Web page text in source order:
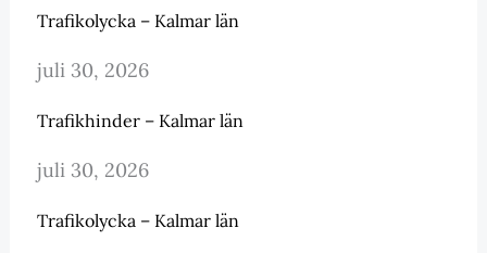
Trafikolycka – Kalmar län
juli 30, 2026
Trafikhinder – Kalmar län
juli 30, 2026
Trafikolycka – Kalmar län